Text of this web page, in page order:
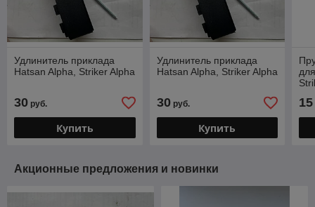
Удлинитель приклада
Hatsan Alpha, Striker Alpha
30 руб.
Купить
Удлинитель приклада
Hatsan Alpha, Striker Alpha
30руб.
Купить
15
Акционные предложения и новинки